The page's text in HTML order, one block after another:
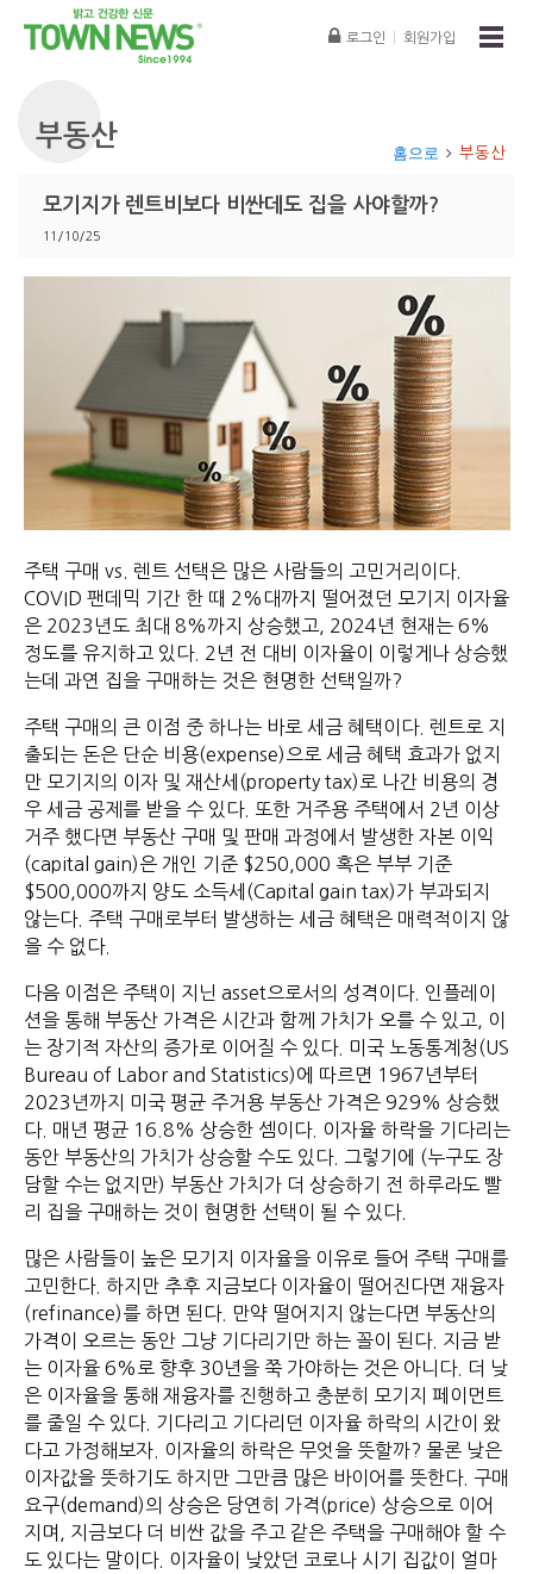
로그인 회원가입
부동산
홈으로 부동산
모기지가 렌트비보다 비싼데도 집을 사야할까?
11/10/25
주택 구매 vs. 렌트 선택은 많은 사람들의 고민거리이다.
COVID 팬데믹 기간 한 때 2%대까지 떨어졌던 모기지 이자율
은 2023년도 최대 8%까지 상승했고, 2024년 현재는 6%
정도를 유지하고 있다. 2년 전 대비 이자율이 이렇게나 상승했
는데 과연 집을 구매하는 것은 현명한 선택일까?
주택 구매의 큰 이점 중 하나는 바로 세금 혜택이다. 렌트로 지
출되는 돈은 단순 비용(expense)으로 세금 혜택 효과가 없지
만 모기지의 이자 및 재산세(property tax)로 나간 비용의 경
우 세금 공제를 받을 수 있다. 또한 거주용 주택에서 2년 이상
거주 했다면 부동산 구매 및 판매 과정에서 발생한 자본 이익
(capital gain)은 개인 기준 $250,000 혹은 부부 기준
$500,000까지 양도 소득세(Capital gain tax)가 부과되지
않는다. 주택 구매로부터 발생하는 세금 혜택은 매력적이지 않
을 수 없다.
다음 이점은 주택이 지닌 asset으로서의 성격이다. 인플레이
션을 통해 부동산 가격은 시간과 함께 가치가 오를 수 있고, 이
는 장기적 자산의 증가로 이어질 수 있다. 미국 노동통계청(US
Bureau of Labor and Statistics)에 따르면 1967년부터
2023년까지 미국 평균 주거용 부동산 가격은 929% 상승했
다. 매년 평균 16.8% 상승한 셈이다. 이자율 하락을 기다리는
동안 부동산의 가치가 상승할 수도 있다. 그렇기에 (누구도 장
담할 수는 없지만) 부동산 가치가 더 상승하기 전 하루라도 빨
리 집을 구매하는 것이 현명한 선택이 될 수 있다.
많은 사람들이 높은 모기지 이자율을 이유로 들어 주택 구매를
고민한다. 하지만 추후 지금보다 이자율이 떨어진다면 재융자
(refinance)를 하면 된다. 만약 떨어지지 않는다면 부동산의
가격이 오르는 동안 그냥 기다리기만 하는 꼴이 된다. 지금 받
는 이자율 6%로 향후 30년을 쭉 가야하는 것은 아니다. 더 낮
은 이자율을 통해 재융자를 진행하고 충분히 모기지 페이먼트
를 줄일 수 있다. 기다리고 기다리던 이자율 하락의 시간이 왔
다고 가정해보자. 이자율의 하락은 무엇을 뜻할까? 물론 낮은
이자값을 뜻하기도 하지만 그만큼 많은 바이어를 뜻한다. 구매
요구(demand)의 상승은 당연히 가격(price) 상승으로 이어
지며, 지금보다 더 비싼 값을 주고 같은 주택을 구매해야 할 수
도 있다는 말이다. 이자율이 낮았던 코로나 시기 집값이 얼마